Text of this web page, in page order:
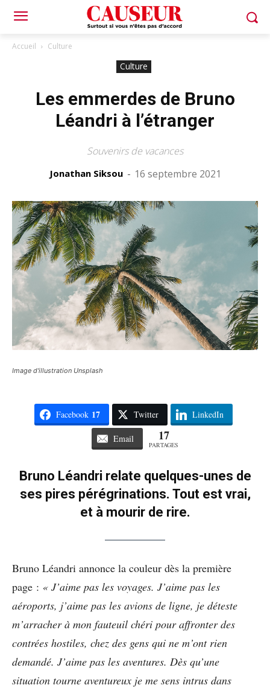
Accueil Culture
Culture
Les emmerdes de Bruno
Léandri à l’étranger
Souvenirs de vacances
Jonathan Siksou - 16 septembre 2021
Image d'illustration Unsplash
Facebook 17 Twitter LinkedIn
Email 17
PARTAGES
Bruno Léandri relate quelques-unes de
ses pires pérégrinations. Tout est vrai,
et à mourir de rire.
Bruno Léandri annonce la couleur dès la première
page : « J’aime pas les voyages. J’aime pas les
aéroports, j’aime pas les avions de ligne, je déteste
m’arracher à mon fauteuil chéri pour affronter des
contrées hostiles, chez des gens qui ne m’ont rien
demandé. J’aime pas les aventures. Dès qu’une
situation tourne aventureux je me sens intrus dans